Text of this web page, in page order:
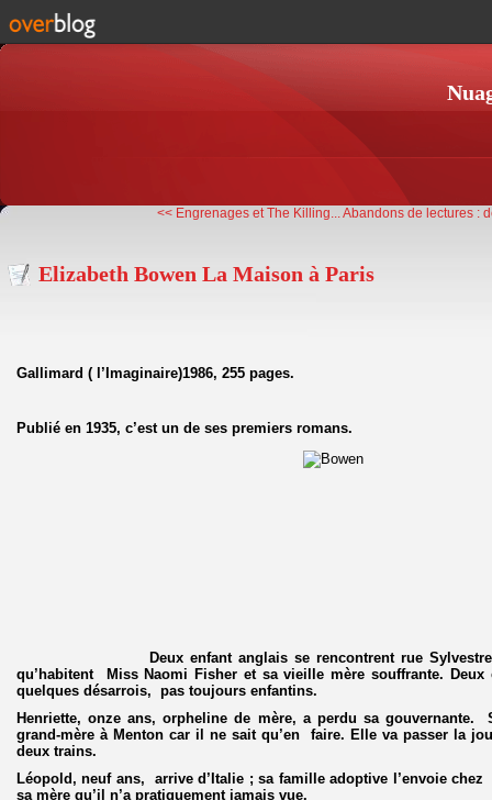
<< Engrenages et The Killing...Abandons de lectures :
Elizabeth Bowen La Maison à Paris
Gallimard ( l’Imaginaire)1986, 255 pages.
Publié en 1935, c’est un de ses premiers romans.
Deux enfant anglais se rencontrent rue Sylvestre
qu’habitent Miss Naomi Fisher et sa vieille mère souffrante.
quelques désarrois, pas toujours enfantins.
Henriette, onze ans, orpheline de mère, a perdu sa gouvernante.
grand-mère à Menton car il ne sait qu’en faire. Elle va passer la
deux trains.
Léopold, neuf ans, arrive d’Italie ; sa famille adoptive l’envoie
sa mère qu’il n’a pratiquement jamais vue.